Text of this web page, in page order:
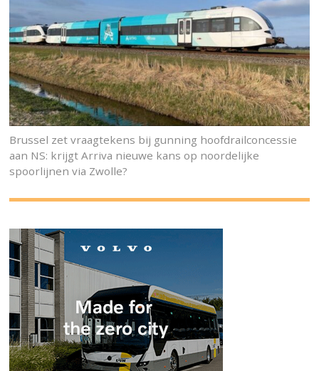
Brussel zet vraagtekens bij gunning hoofdrailconcessie
aan NS: krijgt Arriva nieuwe kans op noordelijke
spoorlijnen via Zwolle?